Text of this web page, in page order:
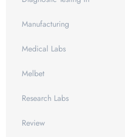
Manufacturing
Medical Labs
Melbet
Research Labs
Review